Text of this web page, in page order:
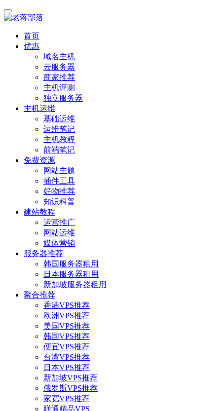
首页
优惠
域名主机
云服务器
商家推荐
主机评测
独立服务器
主机运维
基础运维
运维笔记
主机教程
前端笔记
免费资源
网站主题
插件工具
好物推荐
知识科普
建站教程
运营推广
网站运维
媒体营销
服务器推荐
韩国服务器租用
日本服务器租用
新加坡服务器租用
聚合推荐
香港VPS推荐
欧洲VPS推荐
美国VPS推荐
韩国VPS推荐
便宜VPS推荐
台湾VPS推荐
日本VPS推荐
新加坡VPS推荐
俄罗斯VPS推荐
家宽VPS推荐
联通精品VPS